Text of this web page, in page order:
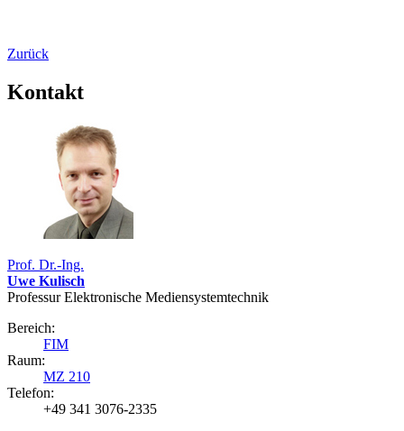
Zurück
Kontakt
Prof. Dr.-Ing.
Uwe Kulisch
Professur Elektronische Mediensystemtechnik
Bereich:
FIM
Raum:
MZ 210
Telefon:
+49 341 3076-2335